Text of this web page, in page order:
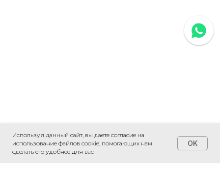
Используя данный сайт, вы даете согласие на
использование файлов cookie, помогающих нам
сделать его удобнее для вас
OK